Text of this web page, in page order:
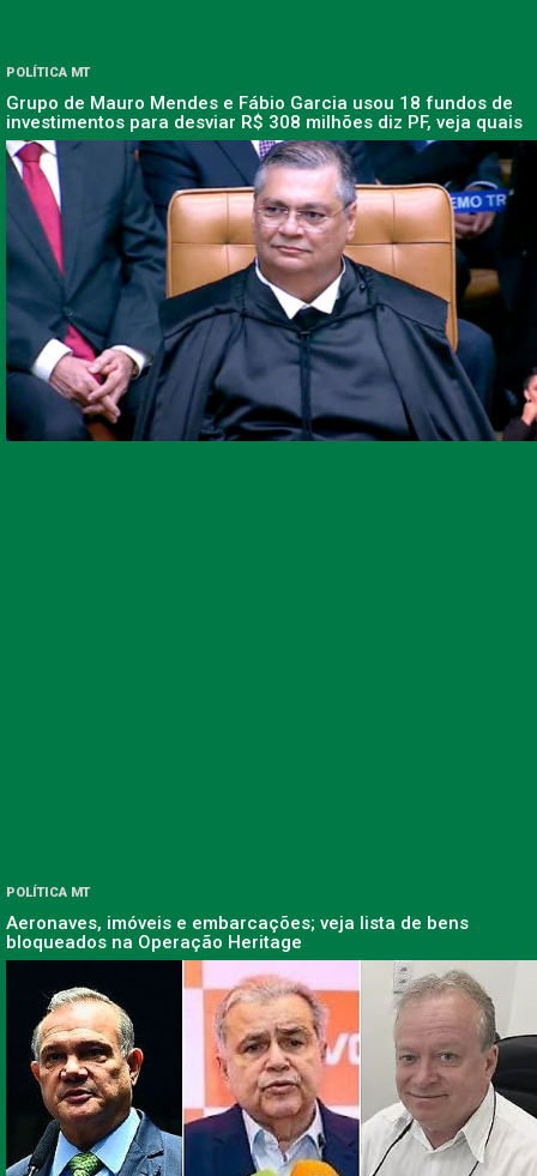
POLÍTICA MT
Grupo de Mauro Mendes e Fábio Garcia usou 18 fundos de
investimentos para desviar R$ 308 milhões diz PF, veja quais
POLÍTICA MT
Aeronaves, imóveis e embarcações; veja lista de bens
bloqueados na Operação Heritage